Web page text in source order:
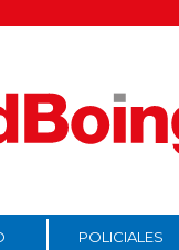
POLICIALES